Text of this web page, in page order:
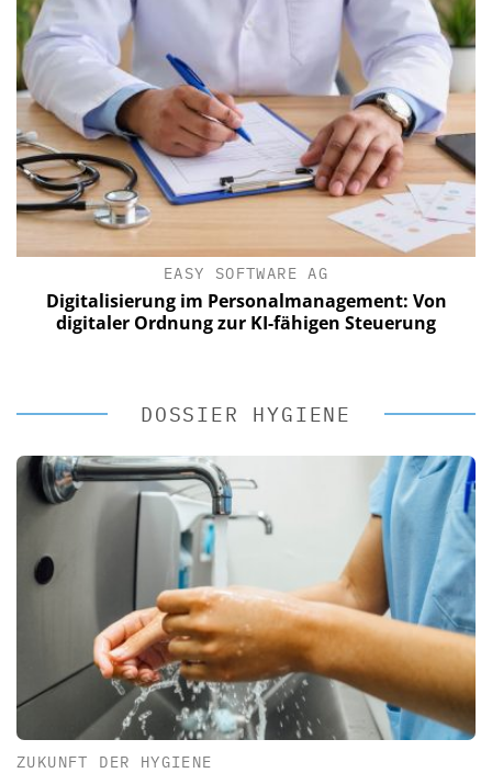
EASY SOFTWARE AG
Digitalisierung im Personalmanagement: Von
digitaler Ordnung zur KI-fähigen Steuerung
DOSSIER HYGIENE
ZUKUNFT DER HYGIENE